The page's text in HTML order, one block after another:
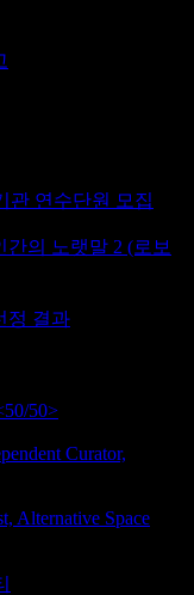
관 연수단원 모집
의 노랫말 2 (로보
정 결과
50>
Curator,
Alternative Space